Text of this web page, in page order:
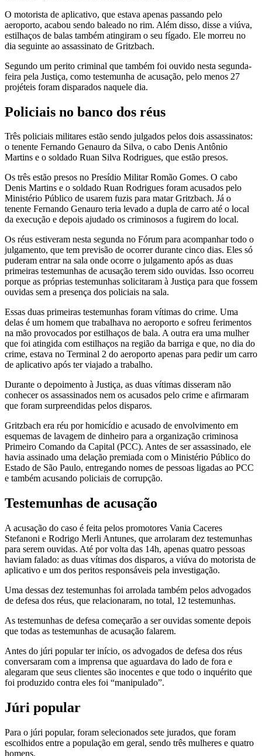
O motorista de aplicativo, que estava apenas passando pelo
aeroporto, acabou sendo baleado no rim. Além disso, disse a viúva,
estilhaços de balas também atingiram o seu fígado. Ele morreu no
dia seguinte ao assassinato de Gritzbach.
Segundo um perito criminal que também foi ouvido nesta segunda-
feira pela Justiça, como testemunha de acusação, pelo menos 27
projéteis foram disparados naquele dia.
Policiais no banco dos réus
Três policiais militares estão sendo julgados pelos dois assassinatos:
o tenente Fernando Genauro da Silva, o cabo Denis Antônio
Martins e o soldado Ruan Silva Rodrigues, que estão presos.
Os três estão presos no Presídio Militar Romão Gomes. O cabo
Denis Martins e o soldado Ruan Rodrigues foram acusados pelo
Ministério Público de usarem fuzis para matar Gritzbach. Já o
tenente Fernando Genauro teria levado a dupla de carro até o local
da execução e depois ajudado os criminosos a fugirem do local.
Os réus estiveram nesta segunda no Fórum para acompanhar todo o
julgamento, que tem previsão de ocorrer durante cinco dias. Eles só
puderam entrar na sala onde ocorre o julgamento após as duas
primeiras testemunhas de acusação terem sido ouvidas. Isso ocorreu
porque as próprias testemunhas solicitaram à Justiça para que fossem
ouvidas sem a presença dos policiais na sala.
Essas duas primeiras testemunhas foram vítimas do crime. Uma
delas é um homem que trabalhava no aeroporto e sofreu ferimentos
na mão provocados por estilhaços de bala. A outra era uma mulher
que foi atingida com estilhaços na região da barriga e que, no dia do
crime, estava no Terminal 2 do aeroporto apenas para pedir um carro
de aplicativo após ter viajado a trabalho.
Durante o depoimento à Justiça, as duas vítimas disseram não
conhecer os assassinados nem os acusados pelo crime e afirmaram
que foram surpreendidas pelos disparos.
Gritzbach era réu por homicídio e acusado de envolvimento em
esquemas de lavagem de dinheiro para a organização criminosa
Primeiro Comando da Capital (PCC). Antes de ser assassinado, ele
havia assinado uma delação premiada com o Ministério Público do
Estado de São Paulo, entregando nomes de pessoas ligadas ao PCC
e também acusando policiais de corrupção.
Testemunhas de acusação
A acusação do caso é feita pelos promotores Vania Caceres
Stefanoni e Rodrigo Merli Antunes, que arrolaram dez testemunhas
para serem ouvidas. Até por volta das 14h, apenas quatro pessoas
haviam falado: as duas vítimas dos disparos, a viúva do motorista de
aplicativo e um dos peritos responsáveis pela investigação.
Uma dessas dez testemunhas foi arrolada também pelos advogados
de defesa dos réus, que relacionaram, no total, 12 testemunhas.
As testemunhas de defesa começarão a ser ouvidas somente depois
que todas as testemunhas de acusação falarem.
Antes do júri popular ter início, os advogados de defesa dos réus
conversaram com a imprensa que aguardava do lado de fora e
alegaram que seus clientes são inocentes e que todo o inquérito que
foi produzido contra eles foi “manipulado”.
Júri popular
Para o júri popular, foram selecionados sete jurados, que foram
escolhidos entre a população em geral, sendo três mulheres e quatro
homens.